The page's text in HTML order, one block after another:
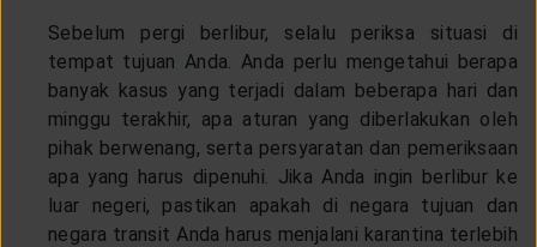
Sebelum pergi berlibur, selalu periksa situasi di
tempat tujuan Anda. Anda perlu mengetahui berapa
banyak kasus yang terjadi dalam beberapa hari dan
minggu terakhir, apa aturan yang diberlakukan oleh
pihak berwenang, serta persyaratan dan pemeriksaan
apa yang harus dipenuhi. Jika Anda ingin berlibur ke
luar negeri, pastikan apakah di negara tujuan dan
negara transit Anda harus menjalani karantina terlebih
KEAGENAN